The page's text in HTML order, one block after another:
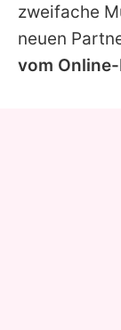
zweifache
neuen
vom